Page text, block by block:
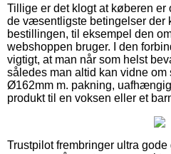
Tillige er det klogt at køberen
de væsentligste betingelser der
bestillingen, til eksempel den
webshoppen bruger. I den
vigtigt, at man når som helst
således man altid kan vidne
Ø162mm m. pakning,
produkt til en voksen eller et
Trustpilot frembringer ultra